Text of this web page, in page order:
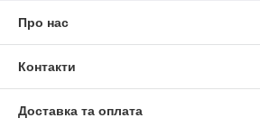
Про нас
Контакти
Доставка та оплата